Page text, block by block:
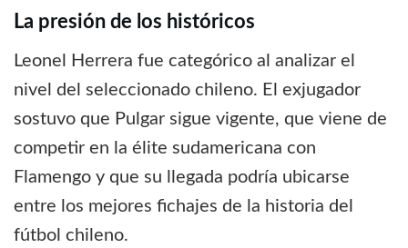
La presión de los históricos
Leonel Herrera fue categórico al analizar el
nivel del seleccionado chileno. El exjugador
sostuvo que Pulgar sigue vigente, que viene de
competir en la élite sudamericana con
Flamengo y que su llegada podría ubicarse
entre los mejores fichajes de la historia del
fútbol chileno.